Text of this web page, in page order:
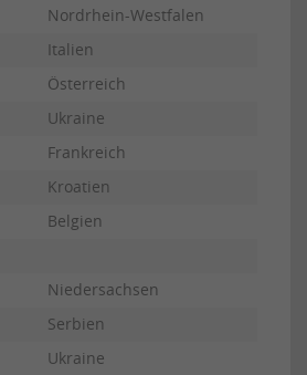
Nordrhein-Westfalen
Italien
Österreich
Ukraine
Frankreich
Kroatien
Belgien
Niedersachsen
Serbien
Ukraine